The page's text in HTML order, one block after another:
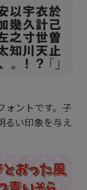
ォントです。子
るい印象を与え